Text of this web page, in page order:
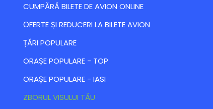
CUMPĂRĂ BILETE DE AVION ONLINE
ОFERTE ȘI REDUCERI LA BILETE AVION
ȚĂRI POPULARE
ORAȘE POPULARE - TOP
ORAȘE POPULARE - IASI
ZBORUL VISULUI TĂU